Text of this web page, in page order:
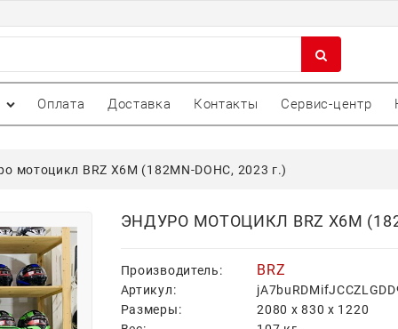
Оплата Доставка Контакты Сервис-центр
мотоцикл BRZ X6M (182MN-DOHC, 2023 г.)
ЭНДУРО МОТОЦИКЛ BRZ X6M
Производитель: BRZ
Артикул:
Размеры:
2080 x830 x 1220